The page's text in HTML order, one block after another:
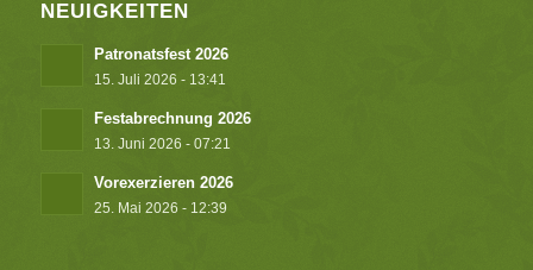
NEUIGKEITEN
Patronatsfest 2026
15. Juli 2026 - 13:41
Festabrechnung 2026
13. Juni 2026 - 07:21
Vorexerzieren 2026
25. Mai 2026 - 12:39